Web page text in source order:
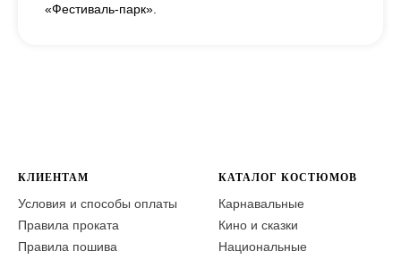
«Фестиваль-парк».
КЛИЕНТАМ
Условия и способы оплаты
Правила проката
Правила пошива
КАТАЛОГ КОСТЮМОВ
Карнавальные
Кино и сказки
Национальные